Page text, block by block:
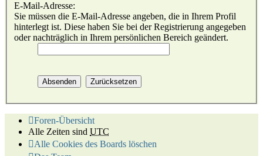
E-Mail-Adresse:
Sie müssen die E-Mail-Adresse angeben, die in Ihrem Profil
hinterlegt ist. Diese haben Sie bei der Registrierung angegeben
oder nachträglich in Ihrem persönlichen Bereich geändert.
Foren-Übersicht
Alle Zeiten sind UTC
Alle Cookies des Boards löschen